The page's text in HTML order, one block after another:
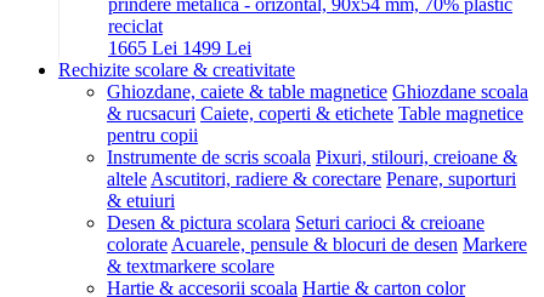
prindere metalica - orizontal, 90x54 mm, 70% plastic
reciclat
1665 Lei 1499 Lei
Rechizite scolare & creativitate
Ghiozdane, caiete & table magnetice Ghiozdane scoala
& rucsacuri Caiete, coperti & etichete Table magnetice
pentru copii
Instrumente de scris scoala Pixuri, stilouri, creioane &
altele Ascutitori, radiere & corectare Penare, suporturi
& etuiuri
Desen & pictura scolara Seturi carioci & creioane
colorate Acuarele, pensule & blocuri de desen Markere
& textmarkere scolare
Hartie & accesorii scoala Hartie & carton color